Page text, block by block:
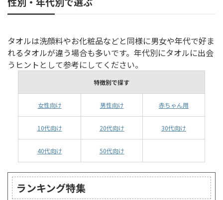
タオルは洗顔料やお化粧品などと同様に男女や年代で好ま
れるタオルが違う場合も多いです。年代別にタオルに出会
うヒントとして参考にしてください。
特徴別で探す
女性向け 男性向け 赤ちゃん用
10代向け 20代向け 30代向け
40代向け 50代向け
ランキング特集